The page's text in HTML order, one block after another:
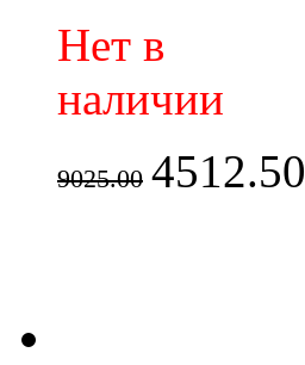
Нет в
наличии
9025.00 4512.50